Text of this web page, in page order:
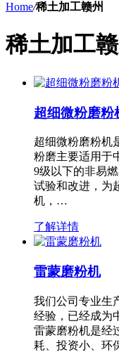
Home/稀土加工赣州
稀土加工
超细微粉磨粉
超细微粉磨粉机
粉磨主要适用于
9级以下的非易
试验和改进，为
机，…
了解详情
雷蒙磨粉机
我们公司专业生
经验，已经成为
雷蒙磨粉机是经
耗、投资小、环